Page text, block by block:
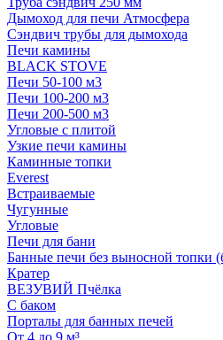
Дымоход для печи Атмосфера
Сэндвич трубы для дымохода
Печи камины
BLACK STOVE
Печи 50-100 м3
Печи 100-200 м3
Печи 200-500 м3
Угловые с плитой
Узкие печи камины
Каминные топки
Everest
Встраиваемые
Чугунные
Угловые
Печи для бани
Банные печи без выносной топки
Кратер
ВЕЗУВИЙ Пчёлка
С баком
Порталы для банных печей
От 4 до 9 м³